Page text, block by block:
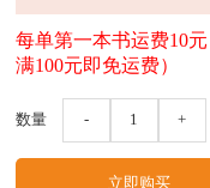
每单第一本书运费10
满100元即免运费）
数量 - 1 +